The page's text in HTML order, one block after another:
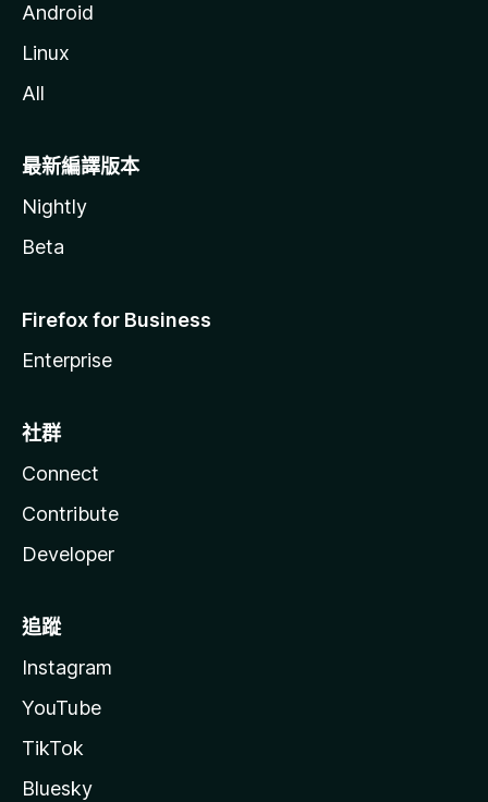
Android
Linux
All
最新編譯版本
Nightly
Beta
Firefox for Business
Enterprise
社群
Connect
Contribute
Developer
追蹤
Instagram
YouTube
TikTok
Bluesky